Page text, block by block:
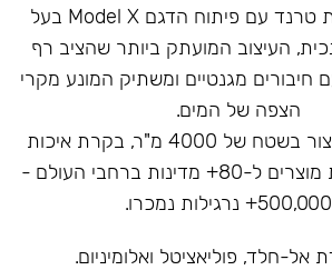
חדשנות - יצירת טרנד עם פיתוח הדגם Model X בעל
העיצוב המועתק ביותר שהציב רף
חיבורים מגנטיים ומשתיק המונע מקרי
הצפה של המים.
איכות -מפעל ייצור בשטח של 4000 מ"ר, בקרת איכות
קפדנית, אספקת מוצרים ל-80+ מדינות ברחבי העולם -
אל-חלד, פוליאציטל ואלומיניום.